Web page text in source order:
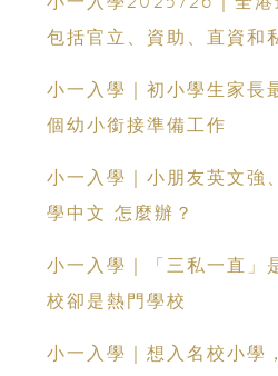
包括官立、資助、直資和
小一入學｜初小學生家長
個幼小銜接準備工作
小一入學｜小朋友英文強
學中文 怎麼辦？
小一入學｜「三私一直」
校卻是熱門學校
小一入學｜想入名校小學